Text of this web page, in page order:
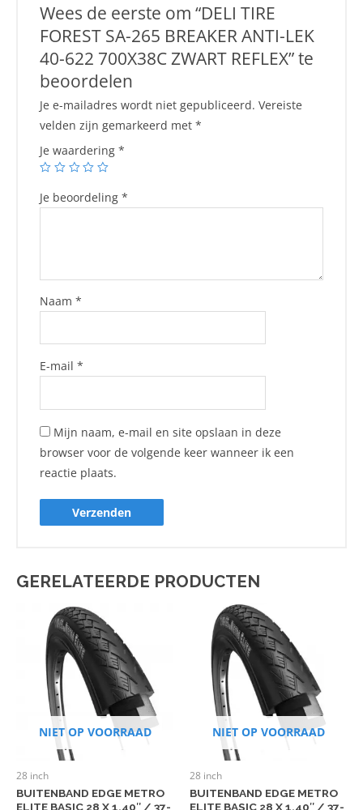
Wees de eerste om “DELI TIRE
FOREST SA-265 BREAKER ANTI-LEK
40-622 700X38C ZWART REFLEX” te
beoordelen
Je e-mailadres wordt niet gepubliceerd. Vereiste
velden zijn gemarkeerd met*
Je waardering*
Je beoordeling*
Naam*
E-mail*
Mijn naam, e-mail en site opslaan in deze
browser voor de volgende keer wanneer ik een
reactie plaats.
GERELATEERDE PRODUCTEN
NIET OP VOORRAAD
28 inch
BUITENBAND EDGE METRO
ELITE BASIC 28 X 1.40″ / 37-
NIET OP VOORRAAD
28 inch
BUITENBAND EDGE METRO
ELITE BASIC 28 X 1.40″ / 37-